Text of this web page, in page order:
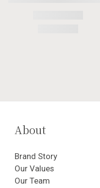
About
Brand Story
Our Values
Our Team